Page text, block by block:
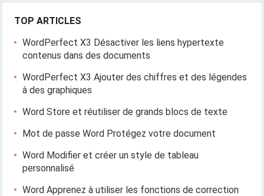
TOP ARTICLES
WordPerfect X3 Désactiver les liens hypertexte
contenus dans des documents
WordPerfect X3 Ajouter des chiffres et des légendes
à des graphiques
Word Store et réutiliser de grands blocs de texte
Mot de passe Word Protégez votre document
Word Modifier et créer un style de tableau
personnalisé
Word Apprenez à utiliser les fonctions de correction